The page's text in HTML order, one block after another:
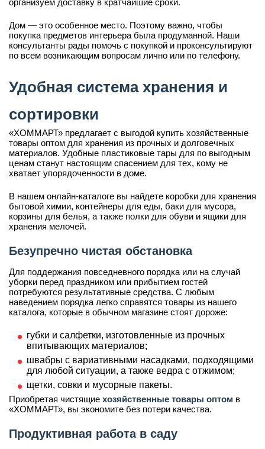
организуем доставку в кратчайшие сроки.
Дом — это особенное место. Поэтому важно, чтобы
покупка предметов интерьера была продуманной. Наши
консультанты рады помочь с покупкой и проконсультируют
по всем возникающим вопросам лично или по телефону.
Удобная система хранения и
сортировки
«ХОММАРТ» предлагает с выгодой купить хозяйственные
товары оптом для хранения из прочных и долговечных
материалов. Удобные пластиковые тары для по выгодным
ценам станут настоящим спасением для тех, кому не
хватает упорядоченности в доме.
В нашем онлайн-каталоге вы найдете коробки для хранения
бытовой химии, контейнеры для еды, баки для мусора,
корзины для белья, а также полки для обуви и ящики для
хранения мелочей.
Безупречно чистая обстановка
Для поддержания повседневного порядка или на случай
уборки перед праздником или прибытием гостей
потребуются результативные средства. С любым
наведением порядка легко справятся товары из нашего
каталога, которые в обычном магазине стоят дороже:
губки и салфетки, изготовленные из прочных
впитывающих материалов;
швабры с вариативными насадками, подходящими
для любой ситуации, а также ведра с отжимом;
щетки, совки и мусорные пакеты.
Приобретая чистящие хозяйственные товары оптом в
«ХОММАРТ», вы экономите без потери качества.
Продуктивная работа в саду